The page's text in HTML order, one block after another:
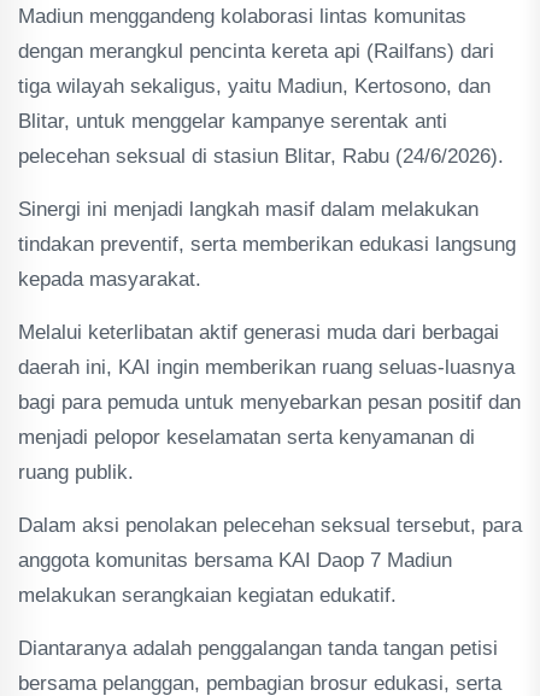
Madiun menggandeng kolaborasi lintas komunitas
dengan merangkul pencinta kereta api (Railfans) dari
tiga wilayah sekaligus, yaitu Madiun, Kertosono, dan
Blitar, untuk menggelar kampanye serentak anti
pelecehan seksual di stasiun Blitar, Rabu (24/6/2026).
Sinergi ini menjadi langkah masif dalam melakukan
tindakan preventif, serta memberikan edukasi langsung
kepada masyarakat.
Melalui keterlibatan aktif generasi muda dari berbagai
daerah ini, KAI ingin memberikan ruang seluas-luasnya
bagi para pemuda untuk menyebarkan pesan positif dan
menjadi pelopor keselamatan serta kenyamanan di
ruang publik.
Dalam aksi penolakan pelecehan seksual tersebut, para
anggota komunitas bersama KAI Daop 7 Madiun
melakukan serangkaian kegiatan edukatif.
Diantaranya adalah penggalangan tanda tangan petisi
bersama pelanggan, pembagian brosur edukasi, serta